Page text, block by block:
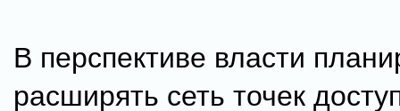
В перспективе власти
расширять сеть точек